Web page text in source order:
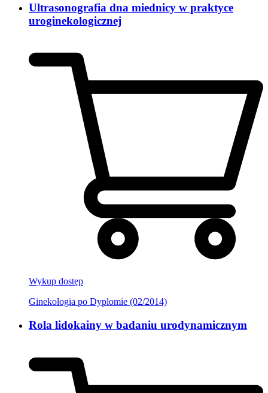
Ultrasonografia dna miednicy w praktyce
uroginekologicznej
Wykup dostęp
Ginekologia po Dyplomie (02/2014)
Rola lidokainy w badaniu urodynamicznym